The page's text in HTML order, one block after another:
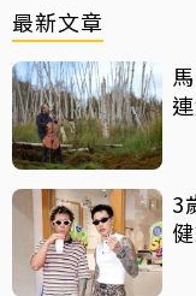
最新文章
3